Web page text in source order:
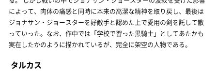
によって、肉体の痛感と同時に本来の高潔な精神を取り戻し、最後は
ジョナサン・ジョースターを好敵手と認めた上で愛用の剣を託して散
っていった。なお、作中では「学校で習った黒騎士」としてあたかも
実在したかのように描かれているが、完全に架空の人物である。
タルカス